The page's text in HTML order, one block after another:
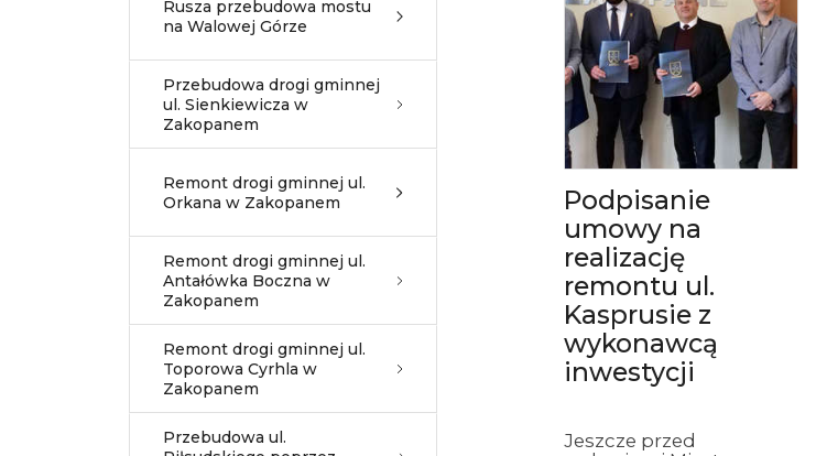
Rusza przebudowa mostu
na Walowej Górze
Przebudowa drogi gminnej
ul. Sienkiewicza w
Zakopanem
Remont drogi gminnej ul.
Orkana w Zakopanem
Remont drogi gminnej ul.
Antałówka Boczna w
Zakopanem
Remont drogi gminnej ul.
Toporowa Cyrhla w
Zakopanem
Przebudowa ul.
Podpisanie
umowy na
realizację
remontu ul.
Kasprusie z
wykonawcą
inwestycji
Jeszcze przed